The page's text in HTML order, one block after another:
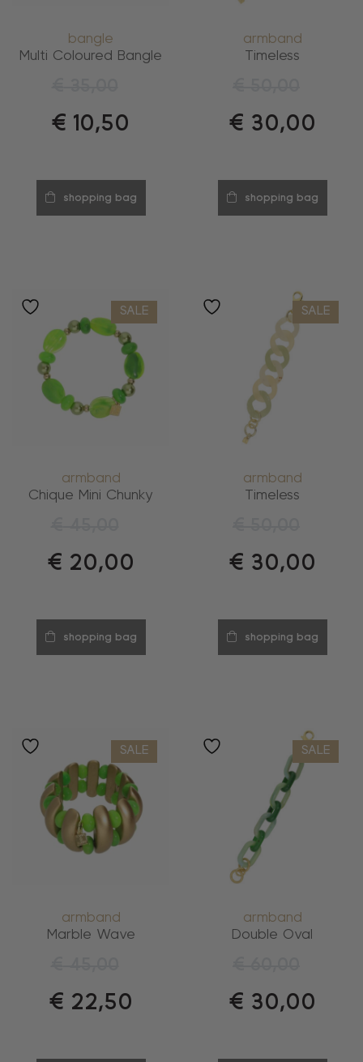
bangle
Multi Coloured Bangle
€ 10,50
shopping bag
armband
Timeless
€ 30,00
shopping bag
SALE
armband
Chique Mini Chunky
€ 20,00
shopping bag
SALE
armband
Timeless
€ 30,00
shopping bag
SALE
armband
Marble Wave
€ 22,50
SALE
armband
Double Oval
€ 30,00